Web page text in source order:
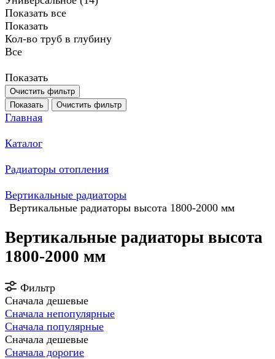
Показать все
Показать
Кол-во труб в глубину
Все
Показать
Очистить фильтр
Показать
Очистить фильтр
Главная
Каталог
Радиаторы отопления
Вертикальные радиаторы
Вертикальные радиаторы высота 1800-2000 мм
Вертикальные радиаторы высота
1800-2000 мм
Фильтр
Сначала дешевые
Сначала непопулярные
Сначала популярные
Сначала дешевые
Сначала дорогие